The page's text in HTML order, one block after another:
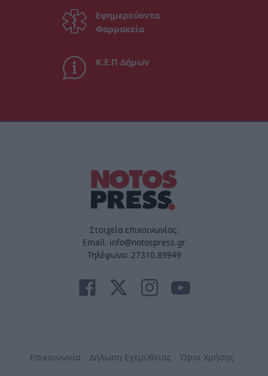
Εφημερεύοντα
Φαρμακεία
Κ.Ε.Π Δήμων
Στοιχεία επικοινωνίας:
Email. info@notospress.gr
Τηλέφωνο: 27310.89949
Επικοινωνία Δήλωση Εχεμύθειας Όροι Χρήσης